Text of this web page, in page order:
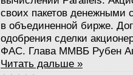
своих пакетов
в объединенной бирже.
одобрения сделки
ФАС. Глава ММВБ Рубен
Читать дальше »